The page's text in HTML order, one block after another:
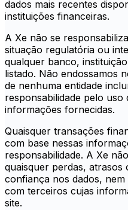
dados mais recentes
instituições financeiras.
A Xe não se
situação regulatória ou
qualquer banco,
listado. Não endossamos
de nenhuma entidade
responsabilidade pelo uso
informações fornecidas.
Quaisquer transações
com base nessas
responsabilidade. A Xe
quaisquer perdas, atrasos
confiança nos dados,
com terceiros cujas
site.